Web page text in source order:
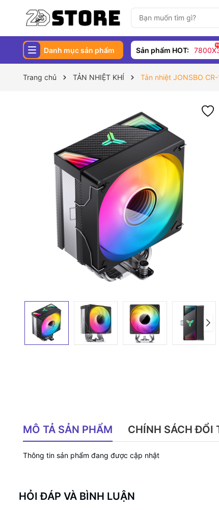
Danh mục sản phẩm Sản phẩm HOT:
Trang chủ TẢN NHIỆT KHÍ Tản nhiệt JONSBO
MÔ TẢ SẢN PHẨM CHÍNH SÁCH ĐỔI
Thông tin sản phẩm đang được cập nhật
HỎI ĐÁP VÀ BÌNH LUẬN